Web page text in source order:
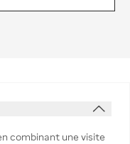
combinant une visite